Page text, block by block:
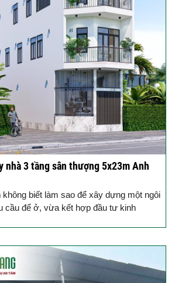
nhà 3 tầng sân thượng 5x23m Anh
không biết làm sao để xây dựng một ngôi
cầu để ở, vừa kết hợp đầu tư kinh